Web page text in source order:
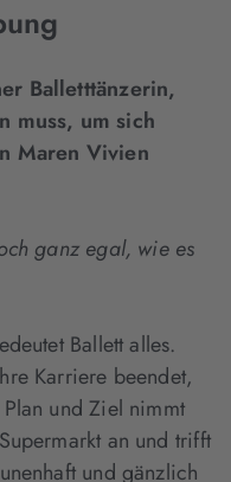
Balletttänzerin,
muss, um sich
Maren Vivien
ganz egal, wie es
Ballett alles.
Karriere beendet,
und Ziel nimmt
an und trifft
und gänzlich